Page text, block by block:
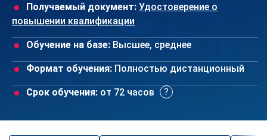
Получаемый документ: Удостоверение о
повышении квалификации
Обучение на базе: Высшее, среднее
Формат обучения: Полностью дистанционный
Срок обучения: от 72 часов